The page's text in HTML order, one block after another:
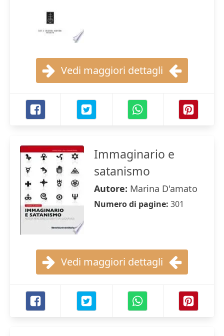
Vedi maggiori dettagli
Immaginario e
satanismo
Autore: Marina D'amato
Numero di pagine: 301
Vedi maggiori dettagli